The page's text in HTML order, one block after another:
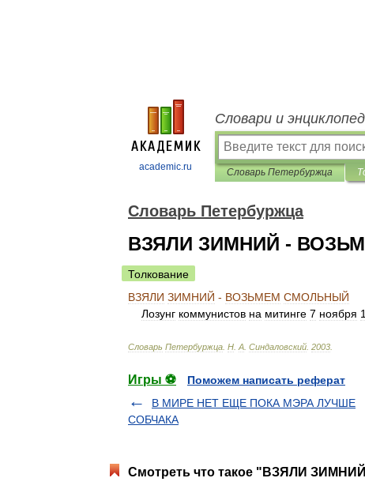
academic.ru
Словари и
Словарь Петербуржца
Словарь Петербуржца
ВЗЯЛИ ЗИМНИЙ -
Толкование
ВЗЯЛИ ЗИМНИЙ - ВОЗЬМЕМ СМОЛЬНЫЙ
Лозунг коммунистов на митинге 7 ноября
Словарь Петербуржца Н А Синдаловский 2003
Игры ⚽
Поможем написать реферат
В МИРЕ НЕТ ЕЩЕ ПОКА МЭРА ЛУЧШЕ
СОБЧАКА
Смотреть что такое "ВЗЯЛИ